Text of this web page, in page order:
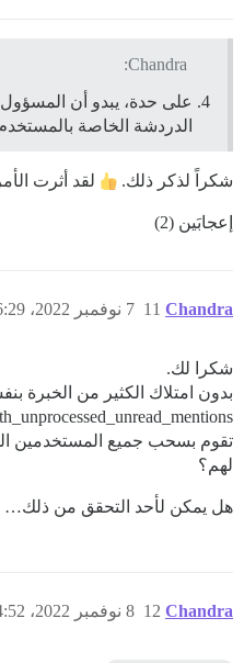
Chandra:
على حدة، يبدو أن المسؤول
الدردشة الخاصة
شكراً لذكر ذلك. لقد أثرت
إعجابَين (2)
Chandra 7 نوفمبر 2022، 6:29م 11
شكرا لك.
بدون امتلاك الكثير من الخبرة
تقوم بسحب جميع المستخدمين
لهم؟
هل يمكن لأحد التحقق من ذلك…
Chandra 8 نوفمبر 2022، 4:52م 12